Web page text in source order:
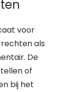
voor
als
De
of
bij het